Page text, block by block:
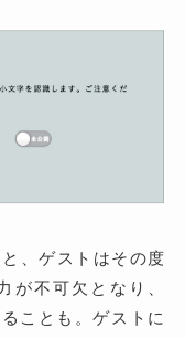
、ゲストはその度
が不可欠となり、
ことも。ゲストに